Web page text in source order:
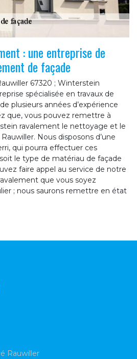
: une entreprise de
de façade
67320 ; Winterstein
spécialisée en travaux de
plusieurs années d’expérience
que, vous pouvez remettre à
ravalement le nettoyage et le
Nous disposons d’une
qui pourra effectuer ces
le type de matériau de façade
faire appel au service de notre
que vous soyez
; nous saurons remettre en état
Rauwiller